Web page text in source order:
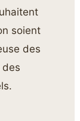
soient
des